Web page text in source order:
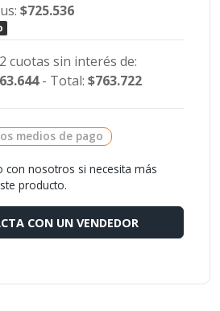
$725.536
cuotas sin interés de:
- Total: $763.722
medios de pago
con nosotros si necesita más
producto.
CON UN VENDEDOR